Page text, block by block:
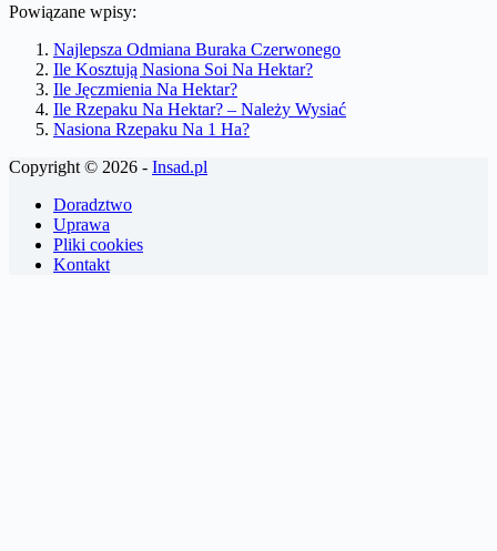
Powiązane wpisy:
Najlepsza Odmiana Buraka Czerwonego
Ile Kosztują Nasiona Soi Na Hektar?
Ile Jęczmienia Na Hektar?
Ile Rzepaku Na Hektar? – Należy Wysiać
Nasiona Rzepaku Na 1 Ha?
Copyright © 2026 - Insad.pl
Doradztwo
Uprawa
Pliki cookies
Kontakt